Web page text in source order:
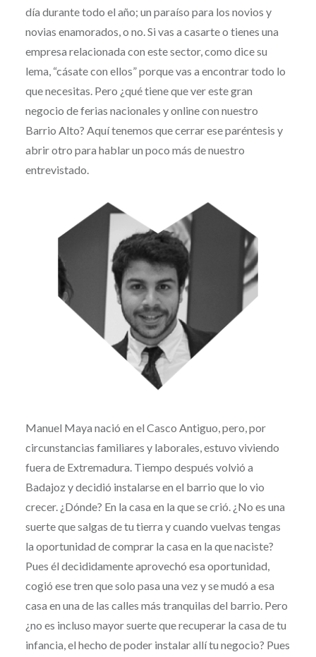
día durante todo el año; un paraíso para los novios y
novias enamorados, o no. Si vas a casarte o tienes una
empresa relacionada con este sector, como dice su
lema, “cásate con ellos” porque vas a encontrar todo lo
que necesitas. Pero ¿qué tiene que ver este gran
negocio de ferias nacionales y online con nuestro
Barrio Alto? Aquí tenemos que cerrar ese paréntesis y
abrir otro para hablar un poco más de nuestro
entrevistado.
Manuel Maya nació en el Casco Antiguo, pero, por
circunstancias familiares y laborales, estuvo viviendo
fuera de Extremadura. Tiempo después volvió a
Badajoz y decidió instalarse en el barrio que lo vio
crecer. ¿Dónde? En la casa en la que se crió. ¿No es una
suerte que salgas de tu tierra y cuando vuelvas tengas
la oportunidad de comprar la casa en la que naciste?
Pues él decididamente aprovechó esa oportunidad,
cogió ese tren que solo pasa una vez y se mudó a esa
casa en una de las calles más tranquilas del barrio. Pero
¿no es incluso mayor suerte que recuperar la casa de tu
infancia, el hecho de poder instalar allí tu negocio? Pues